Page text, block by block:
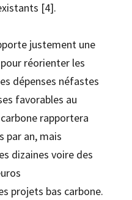
[4].
justement une
réorienter les
dépenses néfastes
favorables au
rapportera
par an, mais
dizaines voire des
projets bas carbone.